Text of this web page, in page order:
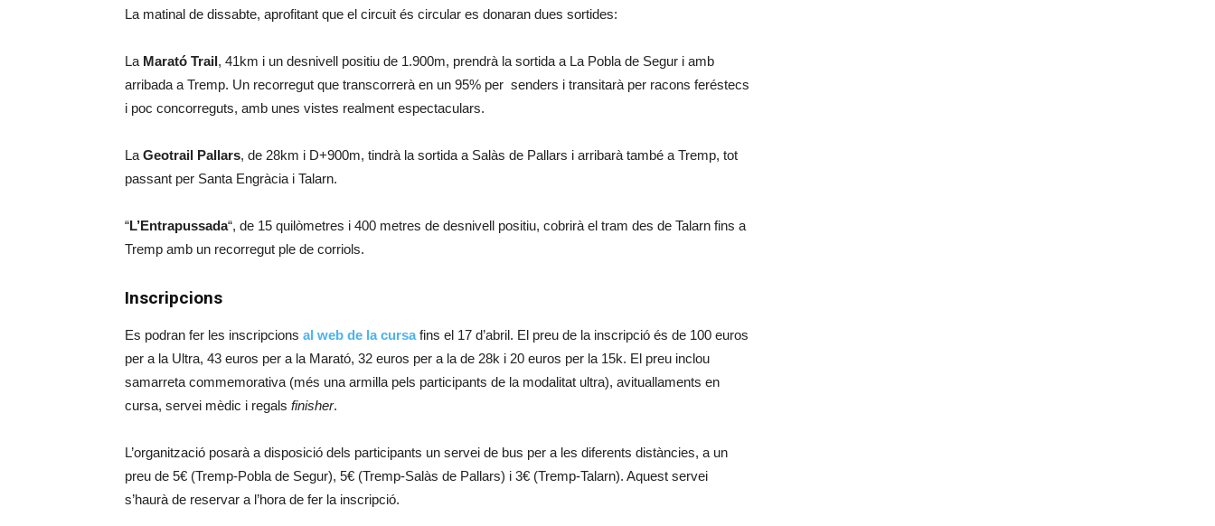
La matinal de dissabte, aprofitant que el circuit és circular es donaran dues sortides:
La Marató Trail, 41km i un desnivell positiu de 1.900m, prendrà la sortida a La Pobla de Segur i amb
arribada a Tremp. Un recorregut que transcorrerà en un 95% per senders i transitarà per racons feréstecs
i poc concorreguts, amb unes vistes realment espectaculars.
La Geotrail Pallars, de 28km i D+900m, tindrà la sortida a Salàs de Pallars i arribarà també a Tremp, tot
passant per Santa Engràcia i Talarn.
“L’Entrapussada“, de 15 quilòmetres i 400 metres de desnivell positiu, cobrirà el tram des de Talarn fins a
Tremp amb un recorregut ple de corriols.
Inscripcions
Es podran fer les inscripcions al web de la cursafins el 17 d’abril. El preu de la inscripció és de 100 euros
per a la Ultra, 43 euros per a la Marató, 32 euros per a la de 28k i 20 euros per la 15k. El preu inclou
samarreta commemorativa (més una armilla pels participants de la modalitat ultra), avituallaments en
cursa, servei mèdic i regals finisher.
L’organització posarà a disposició dels participants un servei de bus per a les diferents distàncies, a un
preu de 5€ (Tremp-Pobla de Segur), 5€ (Tremp-Salàs de Pallars) i 3€ (Tremp-Talarn). Aquest servei
s’haurà de reservar a l’hora de fer la inscripció.